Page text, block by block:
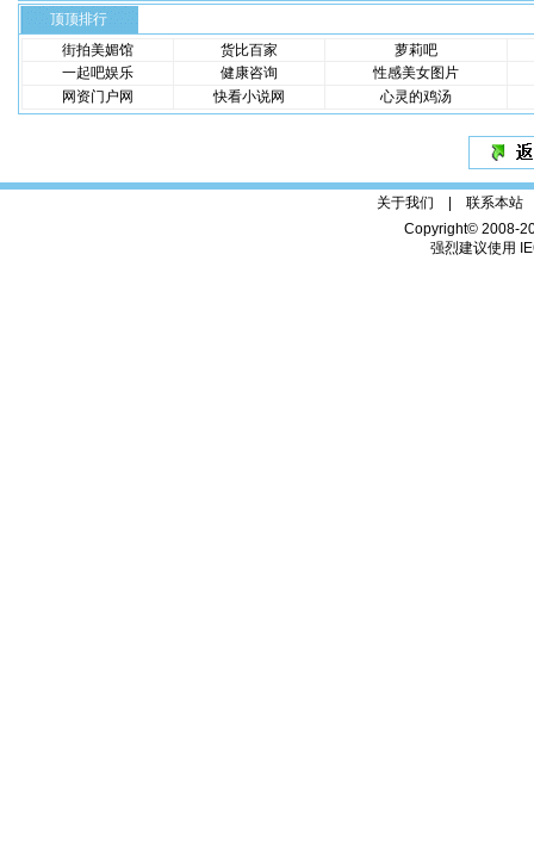
顶顶排行
街拍美媚馆
货比百家
萝莉吧
一起吧娱乐
健康咨询
性感美女图片
网资门户网
快看小说网 心灵的鸡汤
关于我们 | 联系本站
Copyright© 2008-
强烈建议使用